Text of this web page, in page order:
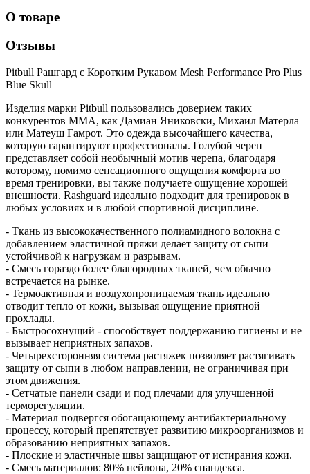
О товаре
Отзывы
Pitbull Рашгард с Коротким Рукавом Mesh Performance Pro Plus
Blue Skull
Изделия марки Pitbull пользовались доверием таких
конкурентов MMA, как Дамиан Яниковски, Михаил Матерла
или Матеуш Гамрот. Это одежда высочайшего качества,
которую гарантируют профессионалы. Голубой череп
представляет собой необычный мотив черепа, благодаря
которому, помимо сенсационного ощущения комфорта во
время тренировки, вы также получаете ощущение хорошей
внешности. Rashguard идеально подходит для тренировок в
любых условиях и в любой спортивной дисциплине.
- Ткань из высококачественного полиамидного волокна с
добавлением эластичной пряжи делает защиту от сыпи
устойчивой к нагрузкам и разрывам.
- Смесь гораздо более благородных тканей, чем обычно
встречается на рынке.
- Термоактивная и воздухопроницаемая ткань идеально
отводит тепло от кожи, вызывая ощущение приятной
прохлады.
- Быстросохнущий - способствует поддержанию гигиены и не
вызывает неприятных запахов.
- Четырехсторонняя система растяжек позволяет растягивать
защиту от сыпи в любом направлении, не ограничивая при
этом движения.
- Сетчатые панели сзади и под плечами для улучшенной
терморегуляции.
- Материал подвергся обогащающему антибактериальному
процессу, который препятствует развитию микроорганизмов и
образованию неприятных запахов.
- Плоские и эластичные швы защищают от истирания кожи.
- Смесь материалов: 80% нейлона, 20% спандекса.